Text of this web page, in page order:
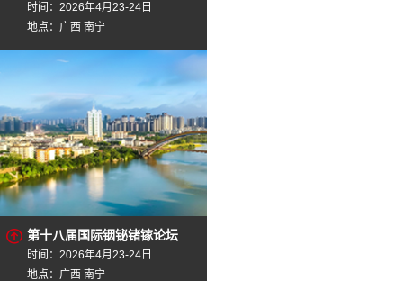
时间：2026年4月23-24日
地点：广西 南宁
第十八届国际铟铋锗镓论坛
时间：2026年4月23-24日
地点：广西 南宁